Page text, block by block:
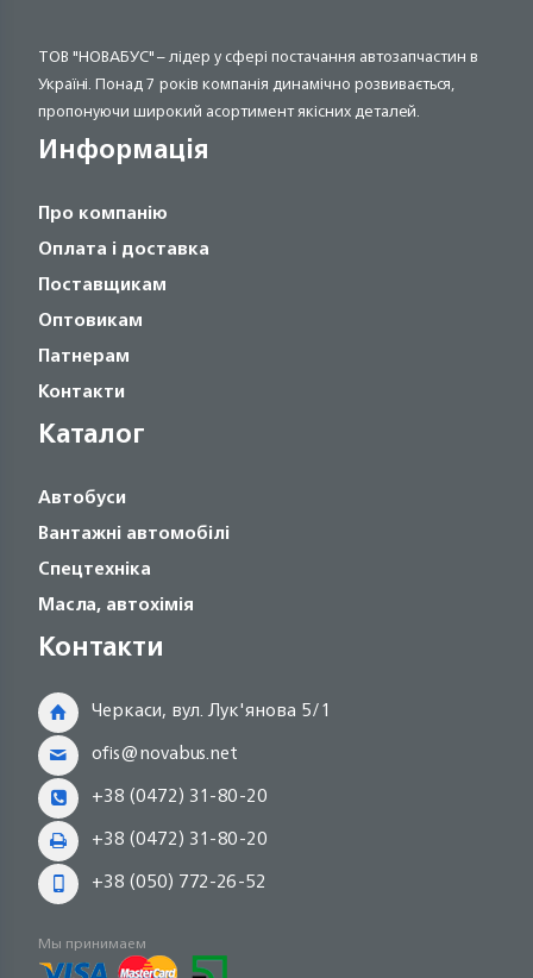
ТОВ "НОВАБУС" – лідер у сфері постачання автозапчастин в
Україні. Понад 7 років компанія динамічно розвивається,
пропонуючи широкий асортимент якісних деталей.
Информація
Про компанію
Оплата і доставка
Поставщикам
Оптовикам
Патнерам
Контакти
Каталог
Автобуси
Вантажні автомобілі
Спецтехніка
Масла, автохімія
Контакти
Черкаси, вул. Лук'янова 5/1
ofis@novabus.net
+38 (0472) 31-80-20
+38 (0472) 31-80-20
+38 (050) 772-26-52
Мы принимаем